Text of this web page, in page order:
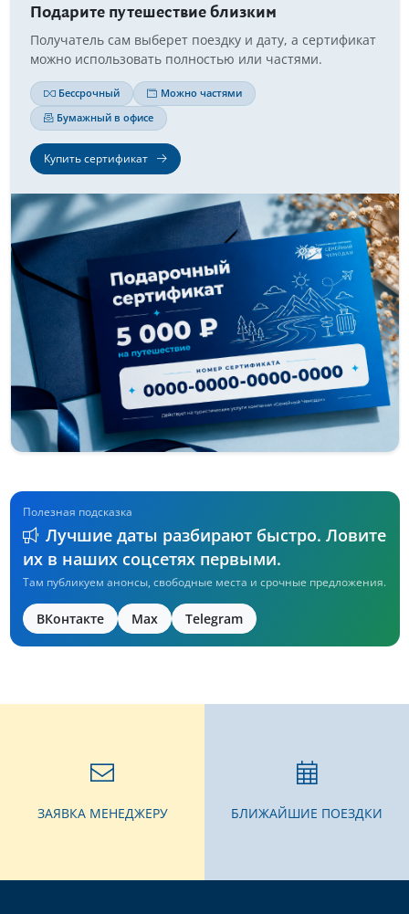
Подарите путешествие близким
Получатель сам выберет поездку и дату, а сертификат
можно использовать полностью или частями.
Бессрочный
Можно частями
Бумажный в офисе
Купить сертификат
Полезная подсказка
Лучшие даты разбирают быстро. Ловите
их в наших соцсетях первыми.
Там публикуем анонсы, свободные места и срочные предложения.
ВКонтакте Max Telegram
ЗАЯВКА МЕНЕДЖЕРУ БЛИЖАЙШИЕ ПОЕЗДКИ